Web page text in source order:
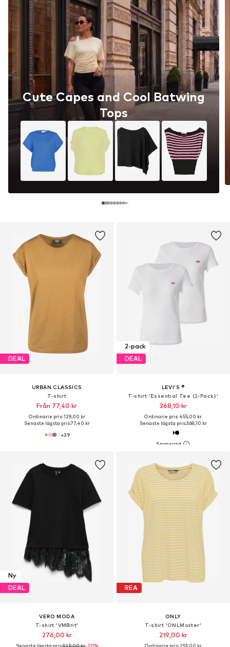
Cute Capes and Cool Batwing
Tops
DEAL
URBAN CLASSICS
T-shirt
Från 77,40 kr
Ordinarie pris: 129,00 kr
Senaste lägsta pris:77,40 kr
+39
2-pack
DEAL
LEVI'S ®
T-shirt 'Essential Tee (2-Pack)'
368,10 kr
Ordinarie pris: 455,00 kr
Senaste lägsta pris:368,10 kr
Ny
DEAL
VERO MODA
T-shirt 'VMBrit'
276,00 kr
Senaste lägsta pris:345,00 kr-20%
REA
ONLY
T-shirt 'ONLMoster'
219,00 kr
Ordinarie pris: 255,00 kr